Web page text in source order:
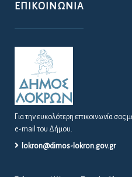
ΕΠΙΚΟΙΝΩΝΊΑ
Για την ευκολότερη επικοινωνία
e-mail του Δήμου.
lokron@dimos-lokron.gov.gr